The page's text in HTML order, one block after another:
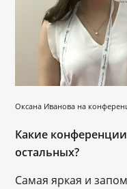
Оксана Иванова на
Какие
остальных?
Самая яркая и